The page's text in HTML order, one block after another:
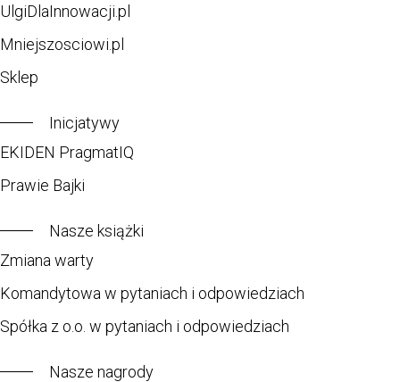
UlgiDlaInnowacji.pl
Mniejszosciowi.pl
Sklep
Inicjatywy
EKIDEN PragmatIQ
Prawie Bajki
Nasze książki
Zmiana warty
Komandytowa w pytaniach i odpowiedziach
Spółka z o.o. w pytaniach i odpowiedziach
Nasze nagrody